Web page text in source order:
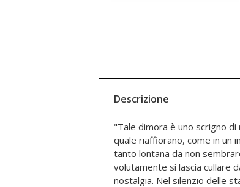
Descrizione
"Tale dimora è uno scrigno
quale riaffiorano, come in un
tanto lontana da non
volutamente si lascia cullare
nostalgia. Nel silenzio delle
mi lascio andare, fino a
sentire echi di risate di
giovinezze, quali furono anche le